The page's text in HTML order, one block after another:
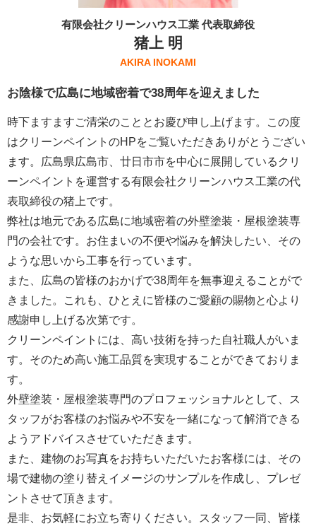
有限会社クリーンハウス工業 代表取締役
猪上 明
AKIRA INOKAMI
お陰様で広島に地域密着で38周年を迎えました
時下ますますご清栄のこととお慶び申し上げます。この度
はクリーンペイントのHPをご覧いただきありがとうござい
ます。広島県広島市、廿日市市を中心に展開しているクリ
ーンペイントを運営する有限会社クリーンハウス工業の代
表取締役の猪上です。
弊社は地元である広島に地域密着の外壁塗装・屋根塗装専
門の会社です。お住まいの不便や悩みを解決したい、その
ような思いから工事を行っています。
また、広島の皆様のおかげで38周年を無事迎えることがで
きました。これも、ひとえに皆様のご愛顧の賜物と心より
感謝申し上げる次第です。
クリーンペイントには、高い技術を持った自社職人がいま
す。そのため高い施工品質を実現することができておりま
す。
外壁塗装・屋根塗装専門のプロフェッショナルとして、ス
タッフがお客様のお悩みや不安を一緒になって解消できる
ようアドバイスさせていただきます。
また、建物のお写真をお持ちいただいたお客様には、その
場で建物の塗り替えイメージのサンプルを作成し、プレゼ
ントさせて頂きます。
是非、お気軽にお立ち寄りください。スタッフ一同、皆様